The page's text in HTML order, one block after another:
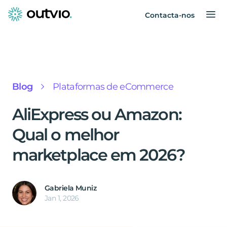
Contacta-nos
Blog Plataformas de eCommerce
AliExpress ou Amazon:
Qual o melhor
marketplace em 2026?
Gabriela Muniz
Jan 1, 2026